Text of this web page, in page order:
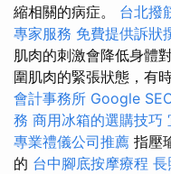
縮相關的病症。 台北撥
專家服務 免費提供訴狀
肌肉的刺激會降低身體
圍肌肉的緊張狀態，有
會計事務所 Google
務 商用冰箱的選購技巧
專業禮儀公司推薦 指壓
的 台中腳底按摩療程 長